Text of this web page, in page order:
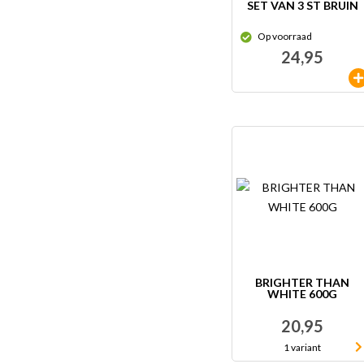
SET VAN 3 ST BRUIN
Op voorraad
24,95
BRIGHTER THAN
WHITE 600G
20,95
1 variant